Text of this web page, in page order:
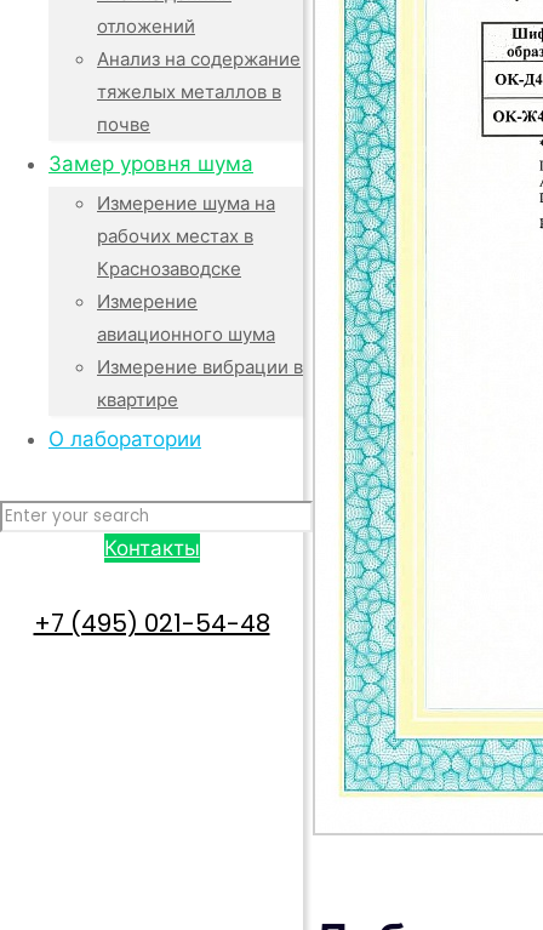
отложений
Анализ на содержание
тяжелых металлов в
почве
Замер уровня шума
Измерение шума на
рабочих местах в
Краснозаводске
Измерение
авиационного шума
Измерение вибрации в
квартире
О лаборатории
Контакты
+7 (495) 021-54-48